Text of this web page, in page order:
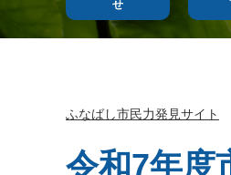
せ
ふなばし市民力発見サイト
令和7年度